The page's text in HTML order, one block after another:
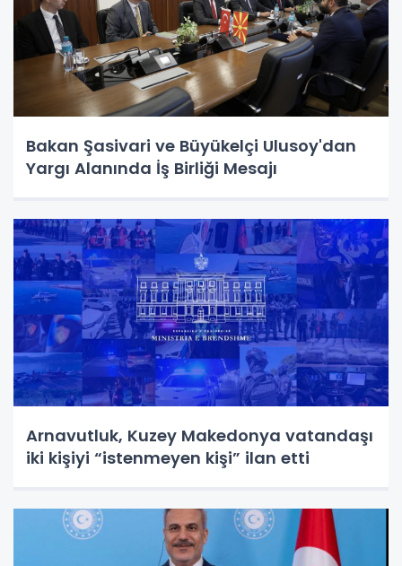
Bakan Şasivari ve Büyükelçi Ulusoy'dan
Yargı Alanında İş Birliği Mesajı
Arnavutluk, Kuzey Makedonya vatandaşı
iki kişiyi “istenmeyen kişi” ilan etti